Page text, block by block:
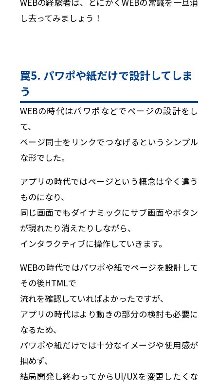
し去ってみましょう！
罠5. パワポや紙だけで設計してしま
う
WEBの時代はパワポなどでページの設計をし
て、
ページ同士をリンクでつなげるというシンプル
な形でした。
アプリの時代ではページという概念は全く違う
ものになり、
同じ画面でもダイナミックにサブ画面やボタン
が現れたり消えたりしながら、
インタラクティブに操作していきます。
WEBの時代ではパワポや紙でページを設計して
その後HTMLで
流れを確認していればよかったですが、
アプリの時代はより動きの部分の検討も必要に
なるため、
パワポや紙だけでは十分なイメージや使用感が
掴めず、
結局開発し終わってからUI/UXを変更したくな